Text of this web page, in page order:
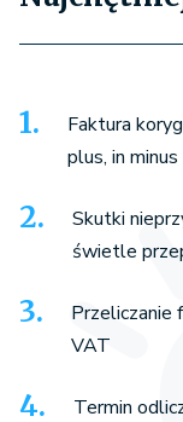
Faktura
plus, in minus
Skutki
świetle
Przeliczanie
VAT
Termin